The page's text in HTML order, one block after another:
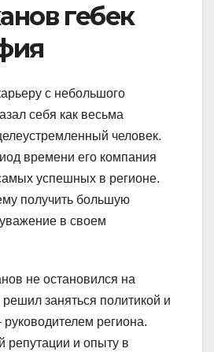
гебек
с небольшого
себя как весьма
человек.
времени его компания
успешных в регионе.
получить большую
в своем
не остановился на
заняться политикой и
региона.
репутации и опыту в